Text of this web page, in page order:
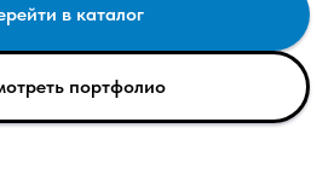
в каталог
портфолио